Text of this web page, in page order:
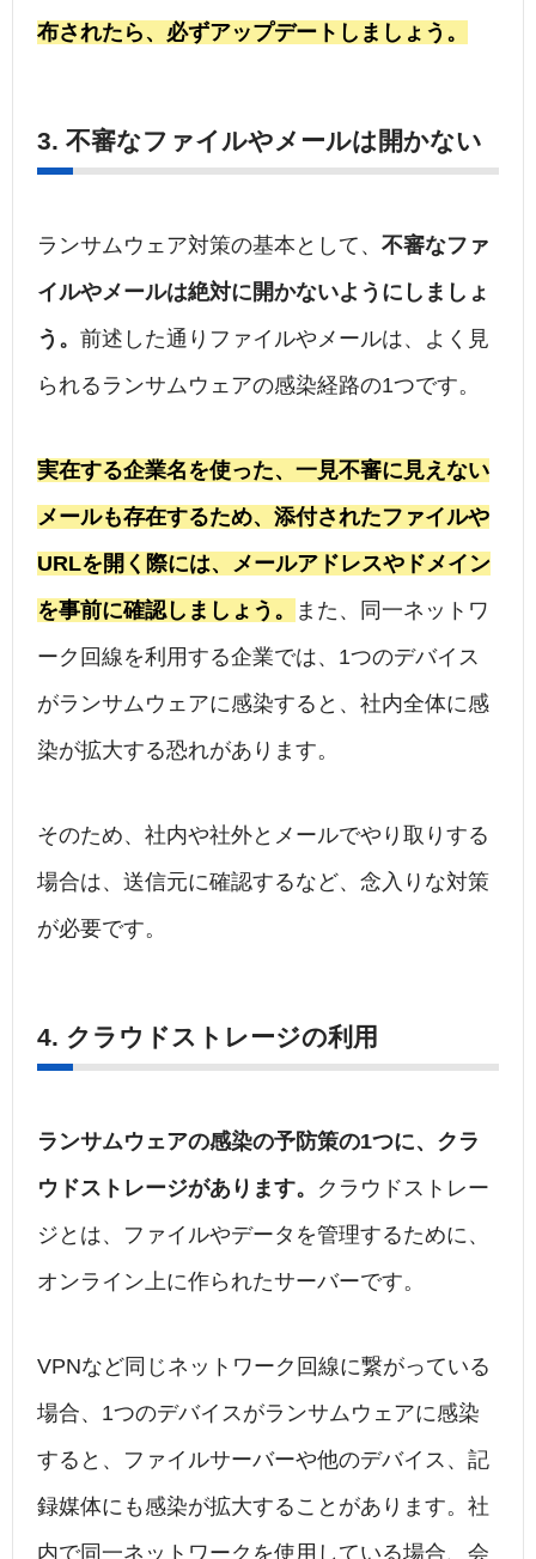
布されたら、必ずアップデートしましょう。
3. 不審なファイルやメールは開かない
ランサムウェア対策の基本として、 不審なファ
イルやメールは絶対に開かないようにしましょ
う。 前述した通りファイルやメールは、よく見
られるランサムウェアの感染経路の1つです。
実在する企業名を使った、一見不審に見えない
メールも存在するため、添付されたファイルや
URLを開く際には、メールアドレスやドメイン
を事前に確認しましょう。
また、同一ネットワ
ーク回線を利用する企業では、1つのデバイス
がランサムウェアに感染すると、社内全体に感
染が拡大する恐れがあります。
そのため、社内や社外とメールでやり取りする
場合は、送信元に確認するなど、念入りな対策
が必要です。
4. クラウドストレージの利用
ランサムウェアの感染の予防策の1つに、クラ
ウドストレージがあります。 クラウドストレー
ジとは、ファイルやデータを管理するために、
オンライン上に作られたサーバーです。
VPNなど同じネットワーク回線に繋がっている
場合、1つのデバイスがランサムウェアに感染
すると、ファイルサーバーや他のデバイス、記
録媒体にも感染が拡大することがあります。社
内で同一ネットワークを使用している場合、会